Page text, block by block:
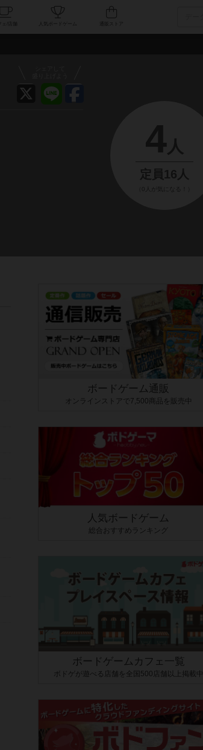
人気ボードゲーム
4 人
定員16人
（0人が気になる！）
ボードゲーム通販
オンラインストアで7,500商品を販売中
人気ボードゲーム
総合おすすめランキング
ボードゲームカフェ一覧
ボドゲが遊べる店舗を全国500店舗以上掲載中